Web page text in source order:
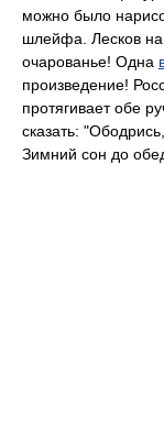
можно было
шлейфа. Лесков
очарованье! Одна
произведение!
протягивает обе
сказать:
Зимний сон до